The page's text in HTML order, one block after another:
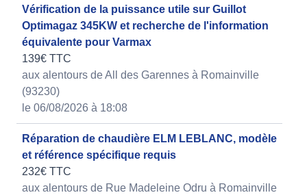
Vérification de la puissance utile sur Guillot
Optimagaz 345KW et recherche de l'information
équivalente pour Varmax
139€ TTC
aux alentours de All des Garennes à Romainville
(93230)
le 06/08/2026 à 18:08
Réparation de chaudière ELM LEBLANC, modèle
et référence spécifique requis
232€ TTC
aux alentours de Rue Madeleine Odru à Romainville